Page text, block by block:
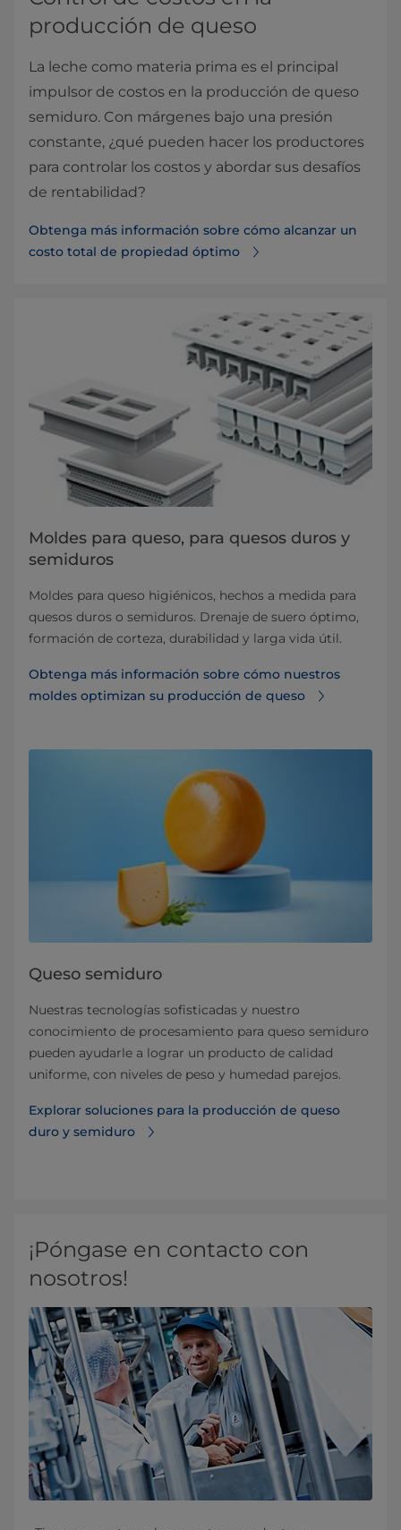
producción de queso
La leche como materia prima es el principal
impulsor de costos en la producción de queso
semiduro. Con márgenes bajo una presión
constante, ¿qué pueden hacer los productores
para controlar los costos y abordar sus desafíos
de rentabilidad?
Obtenga más información sobre cómo alcanzar un
costo total de propiedad óptimo
Moldes para queso, para quesos duros y
semiduros
Moldes para queso higiénicos, hechos a medida para
quesos duros o semiduros. Drenaje de suero óptimo,
formación de corteza, durabilidad y larga vida útil.
Obtenga más información sobre cómo nuestros
moldes optimizan su producción de queso
Queso semiduro
Nuestras tecnologías sofisticadas y nuestro
conocimiento de procesamiento para queso semiduro
pueden ayudarle a lograr un producto de calidad
uniforme, con niveles de peso y humedad parejos.
Explorar soluciones para la producción de queso
duro y semiduro
¡Póngase en contacto con
nosotros!